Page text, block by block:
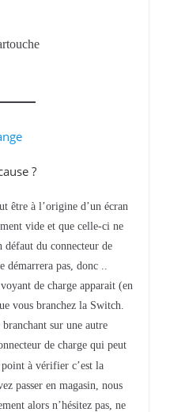
?
être à l’origine d’un écran
vide et que celle-ci ne
défaut du connecteur de
démarrera pas, donc ..
de charge apparait (en
vous branchez la Switch.
sur une autre
de charge qui peut
à vérifier c’est la
passer en magasin, nous
alors n’hésitez pas, ne